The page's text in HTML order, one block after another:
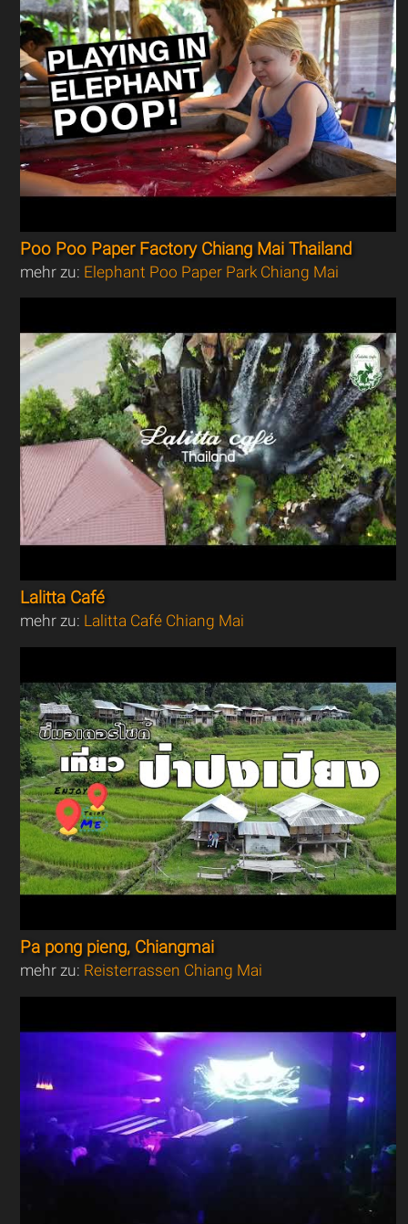
Poo Poo Paper Factory Chiang Mai Thailand
mehr zu: Elephant Poo Paper Park Chiang Mai
Lalitta Café
mehr zu: Lalitta Café Chiang Mai
Pa pong pieng, Chiangmai
mehr zu: Reisterrassen Chiang Mai